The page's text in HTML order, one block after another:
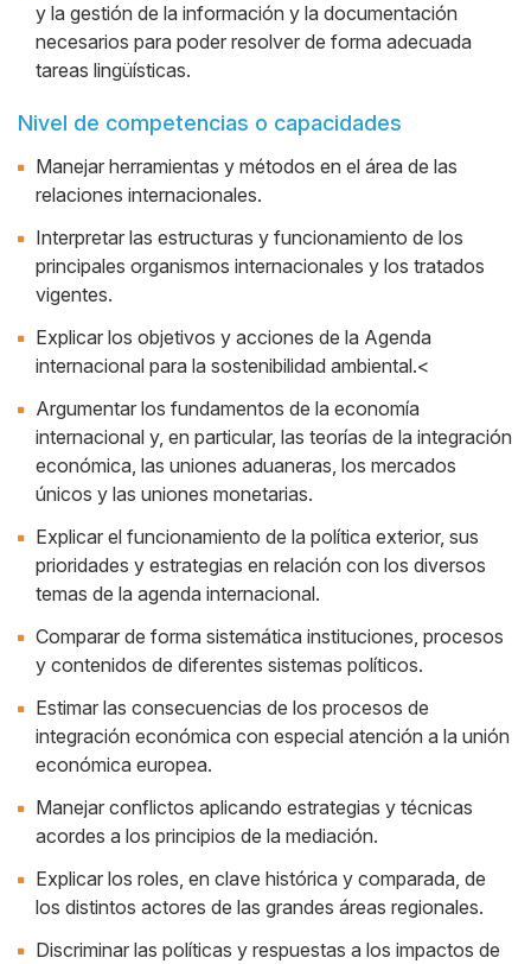
y la gestión de la información y la documentación
necesarios para poder resolver de forma adecuada
tareas lingüísticas.
Nivel de competencias o capacidades
Manejar herramientas y métodos en el área de las
relaciones internacionales.
Interpretar las estructuras y funcionamiento de los
principales organismos internacionales y los tratados
vigentes.
Explicar los objetivos y acciones de la Agenda
internacional para la sostenibilidad ambiental.<
Argumentar los fundamentos de la economía
internacional y, en particular, las teorías de la integración
económica, las uniones aduaneras, los mercados
únicos y las uniones monetarias.
Explicar el funcionamiento de la política exterior, sus
prioridades y estrategias en relación con los diversos
temas de la agenda internacional.
Comparar de forma sistemática instituciones, procesos
y contenidos de diferentes sistemas políticos.
Estimar las consecuencias de los procesos de
integración económica con especial atención a la unión
económica europea.
Manejar conflictos aplicando estrategias y técnicas
acordes a los principios de la mediación.
Explicar los roles, en clave histórica y comparada, de
los distintos actores de las grandes áreas regionales.
Discriminar las políticas y respuestas a los impactos de